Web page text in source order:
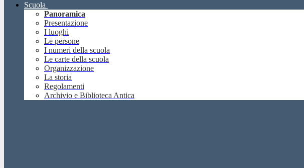
Scuola
Panoramica
Presentazione
I luoghi
Le persone
I numeri della scuola
Le carte della scuola
Organizzazione
La storia
Regolamenti
Archivio e Biblioteca Antica